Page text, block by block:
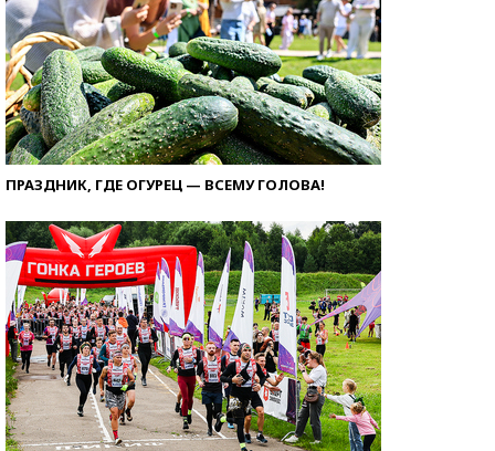
ПРАЗДНИК, ГДЕ ОГУРЕЦ — ВСЕМУ ГОЛОВА!